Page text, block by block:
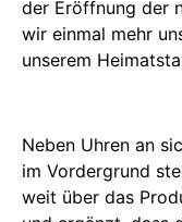
der Eröffnung der
wir einmal mehr
unserem
Neben Uhren an
im Vordergrund
weit über das